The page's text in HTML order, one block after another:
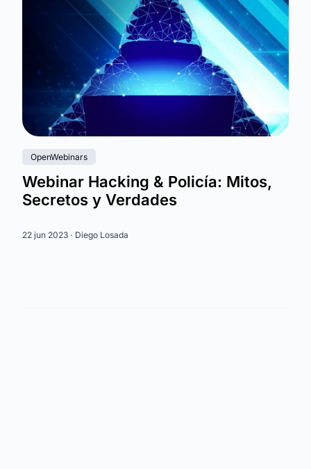
OpenWebinars
Webinar Hacking & Policía: Mitos,
Secretos y Verdades
22 jun 2023 · Diego Losada